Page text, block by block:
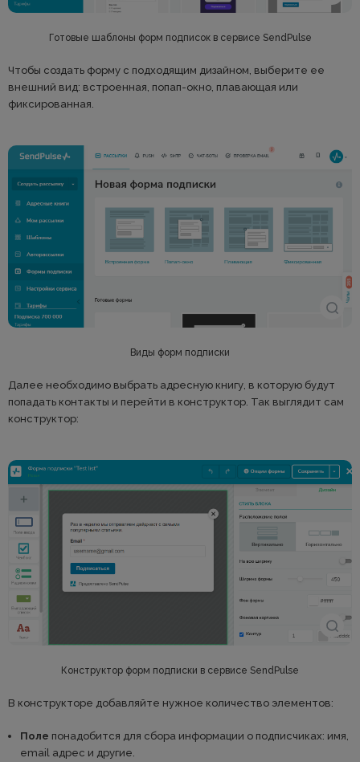
Готовые шаблоны форм подписок в сервисе SendPulse
Чтобы создать форму с подходящим дизайном, выберите ее
внешний вид: встроенная, попап-окно, плавающая или
фиксированная.
Виды форм подписки
Далее необходимо выбрать адресную книгу, в которую будут
попадать контакты и перейти в конструктор. Так выглядит сам
конструктор:
Конструктор форм подписки в сервисе SendPulse
В конструкторе добавляйте нужное количество элементов:
Поле понадобится для сбора информации о подписчиках: имя,
email адрес и другие.